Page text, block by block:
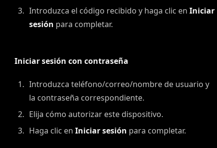
Introduzca el código recibido y haga clic en Iniciar
sesión para completar.
Iniciar sesión con contraseña
Introduzca teléfono/correo/nombre de usuario y
la contraseña correspondiente.
Elija cómo autorizar este dispositivo.
Haga clic en Iniciar sesión para completar.